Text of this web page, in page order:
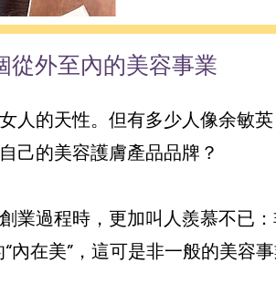
從外至內的美容事業
人的天性。但有多少人像余敏
己的美容護膚產品品牌？
業過程時，更加叫人羨慕不已
內在美”，這可是非一般的美容事